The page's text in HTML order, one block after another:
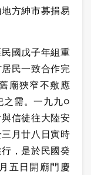
方紳市募捐易
國戊子年組重
民一致合作完
廟狹窄不敷應
之需。一九九○
信徒往大陸安
月廿八日寅時
，是於民國癸
五日開廟門慶